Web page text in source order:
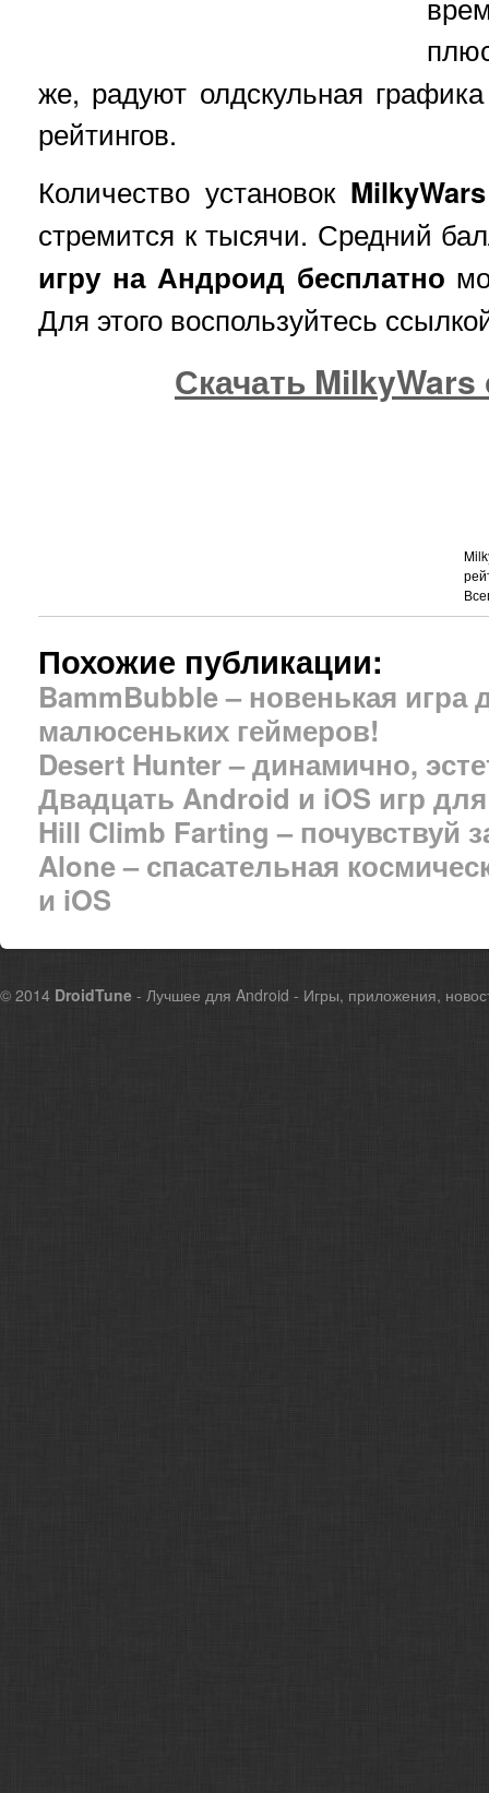
же, радуют олдскульная
рейтингов.
Количество установок MilkyWars
стремится к тысячи. Средний
игру на Андроид бесплатно
Для этого воспользуйтесь
Скачать
Похожие публикации:
BammBubble – новенькая
малюсеньких геймеров!
Desert Hunter – динамично,
Двадцать Android и iOS игр
Hill Climb Farting – почувствуй
Alone – спасательная
и iOS
© 2014 DroidTune - Лучшее для Android - Игры, приложения,